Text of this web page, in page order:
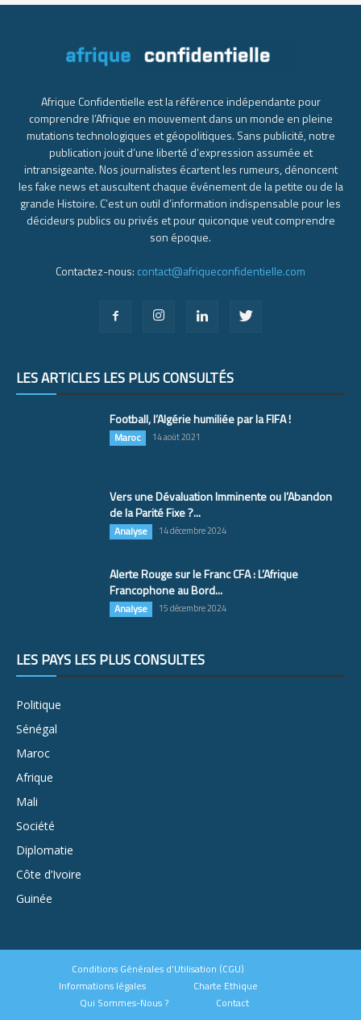
Afrique Confidentielle est la référence indépendante pour
comprendre l’Afrique en mouvement dans un monde en pleine
mutations technologiques et géopolitiques. Sans publicité, notre
publication jouit d’une liberté d’expression assumée et
intransigeante. Nos journalistes écartent les rumeurs, dénoncent
les fake news et auscultent chaque événement de la petite ou de la
grande Histoire. C’est un outil d’information indispensable pour les
décideurs publics ou privés et pour quiconque veut comprendre
son époque.
Contactez-nous: contact@afriqueconfidentielle.com
LES ARTICLES LES PLUS CONSULTÉS
Football, l’Algérie humiliée par la FIFA !
Maroc 14 août 2021
Vers une Dévaluation Imminente ou l’Abandon
de la Parité Fixe ?...
Analyse 14 décembre 2024
Alerte Rouge sur le Franc CFA : L’Afrique
Francophone au Bord...
Analyse 15 décembre 2024
LES PAYS LES PLUS CONSULTÉS
Politique
Sénégal
Maroc
Afrique
Mali
Société
Diplomatie
Côte d’Ivoire
Guinée
Conditions Générales d’Utilisation (CGU)
Informations légales
Charte Ethique
Qui Sommes-Nous ?
Contact